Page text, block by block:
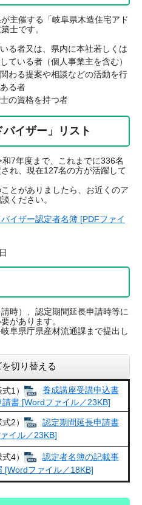
主催する「岐阜県木造住宅アド
士です。
る者又は、県内に本社若しくは
ている者（個人事業主を含む）
わる提案や相談などの活動を行
る者
の資格を持つ者
バイザー」リスト
7年度まで、これまでに336名
れ、現在127名の方が活躍して
とがありましたら、お近くのア
ください。
イザー認定者名簿 [PDFファイ
時）、認定期間延長申請時等に
があります。
阜県庁県産材流通課まで提出し
切り替える
1）
養成講座受講申込書
請書 [Wordファイル／23KB]
2）
認定期間延長申請書
イル／23KB]
4）
認定者名簿の記載事
[Wordファイル／18KB]